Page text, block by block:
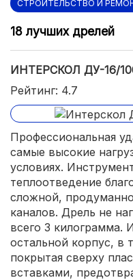
СТРОИТЕЛЬСТВО И
18 лучших дрелей
ИНТЕРСКОЛ ДУ-16/
Рейтинг: 4.7
Профессиональная
самые высокие
условиях.
теплоотведение
сложной,
каналов. Дрель не
всего 3 килограмма.
остальной корпус, в
покрытая сверху
вставками,